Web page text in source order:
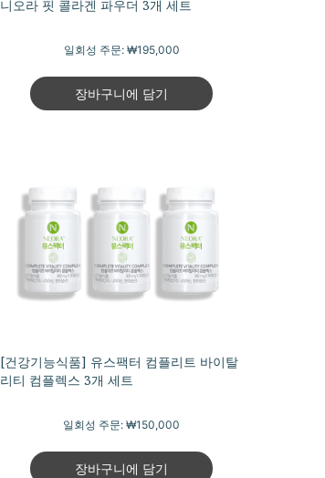
니오라 핏 콜라겐 파우더 3개 세트
일회성 주문: ₩195,000
장바구니에 담기
[건강기능식품] 유스팩터 컴플리트 바이탈
리티 컴플렉스 3개 세트
일회성 주문:₩150,000
장바구니에 담기